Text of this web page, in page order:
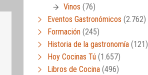
Vinos (76)
Eventos Gastronómicos (2.762)
Formación (245)
Historia de la gastronomía (121)
Hoy Cocinas Tú (1.657)
Libros de Cocina (496)